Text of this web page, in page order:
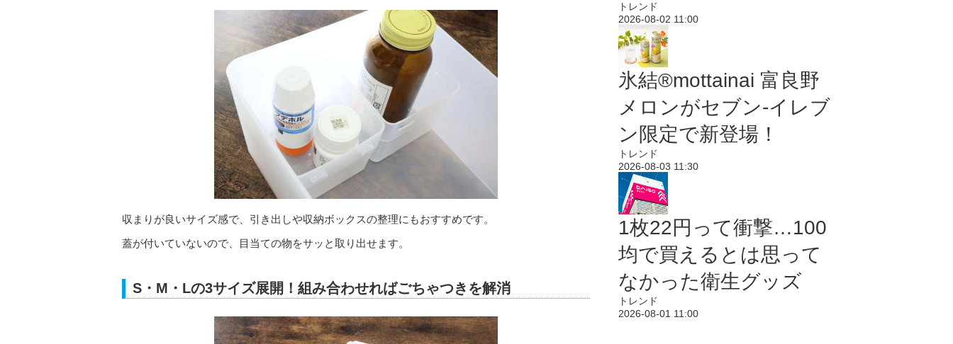
収まりが良いサイズ感で、引き出しや収納ボックスの整理にもおすすめです。
蓋が付いていないので、目当ての物をサッと取り出せます。
S・M・Lの3サイズ展開！組み合わせればごちゃつきを解消
トレンド
2026-08-02 11:00
氷結®mottainai 富良野
メロンがセブン‐イレブ
ン限定で新登場！
トレンド
2026-08-03 11:30
1枚22円って衝撃…100
均で買えるとは思って
なかった衛生グッズ
トレンド
2026-08-01 11:00